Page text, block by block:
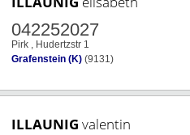
042252027
Pirk , Hudertzstr 1
Grafenstein (K) (9131)
ILLAUNIG valentin